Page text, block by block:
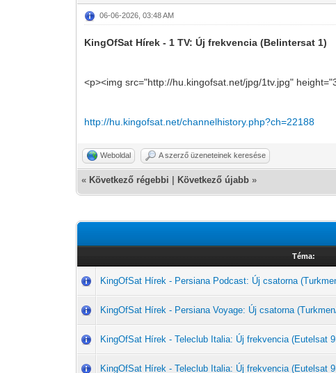
06-06-2026, 03:48 AM
KingOfSat Hírek - 1 TV: Új frekvencia (Belintersat 1)
<p><img src="http://hu.kingofsat.net/jpg/1tv.jpg"
http://hu.kingofsat.net/channelhistory.php?ch=22188
Weboldal A szerző üzeneteinek keresése
« Következő régebbi Következő újabb »
Téma:
KingOfSat Hírek - Persiana Podcast: Új csatorna
KingOfSat Hírek - Persiana Voyage: Új csatorna
KingOfSat Hírek - Teleclub Italia: Új frekvencia (Eutelsat
KingOfSat Hírek - Teleclub Italia: Új frekvencia (Eutelsat